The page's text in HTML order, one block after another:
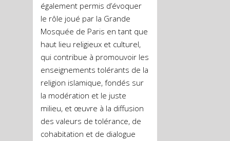
également permis d’évoquer
le rôle joué par la Grande
Mosquée de Paris en tant que
haut lieu religieux et culturel,
qui contribue à promouvoir les
enseignements tolérants de la
religion islamique, fondés sur
la modération et le juste
milieu, et œuvre à la diffusion
des valeurs de tolérance, de
cohabitation et de dialogue